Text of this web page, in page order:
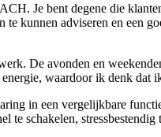
Je bent degene die
kunnen adviseren en een
De avonden en
waardoor ik denk dat
in een vergelijkbare
te schakelen,